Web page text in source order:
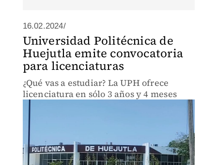
16.02.2024/
Universidad Politécnica de
Huejutla emite convocatoria
para licenciaturas
¿Qué vas a estudiar? La UPH ofrece
licenciatura en sólo 3 años y 4 meses